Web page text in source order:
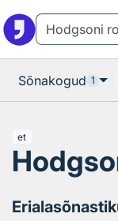
Sõnakogud 1
et